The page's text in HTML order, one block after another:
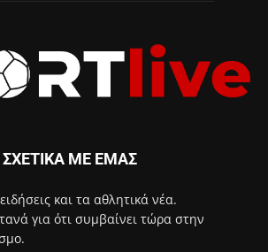
ΣΧΕΤΙΚΑ ΜΕ ΕΜΑΣ
και τα αθλητικά νέα.
για ότι συμβαίνει τώρα στην